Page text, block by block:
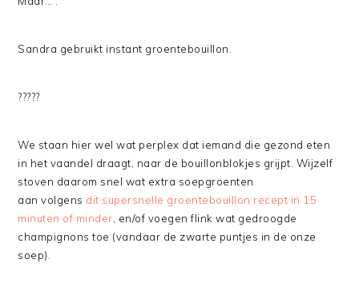
Sandra gebruikt instant groentebouillon.
?????
We staan hier wel wat perplex dat iemand die gezond eten
in het vaandel draagt, naar de bouillonblokjes grijpt. Wijzelf
stoven daarom snel wat extra soepgroenten
aan volgens dit supersnelle groentebouillon recept in 15
minuten of minder , en/of voegen flink wat gedroogde
champignons toe (vandaar de zwarte puntjes in de onze
soep).